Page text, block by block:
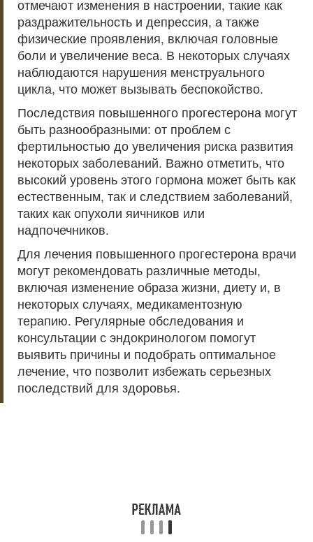
отмечают изменения в настроении, такие как
раздражительность и депрессия, а также
физические проявления, включая головные
боли и увеличение веса. В некоторых случаях
наблюдаются нарушения менструального
цикла, что может вызывать беспокойство.
Последствия повышенного прогестерона могут
быть разнообразными: от проблем с
фертильностью до увеличения риска развития
некоторых заболеваний. Важно отметить, что
высокий уровень этого гормона может быть как
естественным, так и следствием заболеваний,
таких как опухоли яичников или
надпочечников.
Для лечения повышенного прогестерона врачи
могут рекомендовать различные методы,
включая изменение образа жизни, диету и, в
некоторых случаях, медикаментозную
терапию. Регулярные обследования и
консультации с эндокринологом помогут
выявить причины и подобрать оптимальное
лечение, что позволит избежать серьезных
последствий для здоровья.